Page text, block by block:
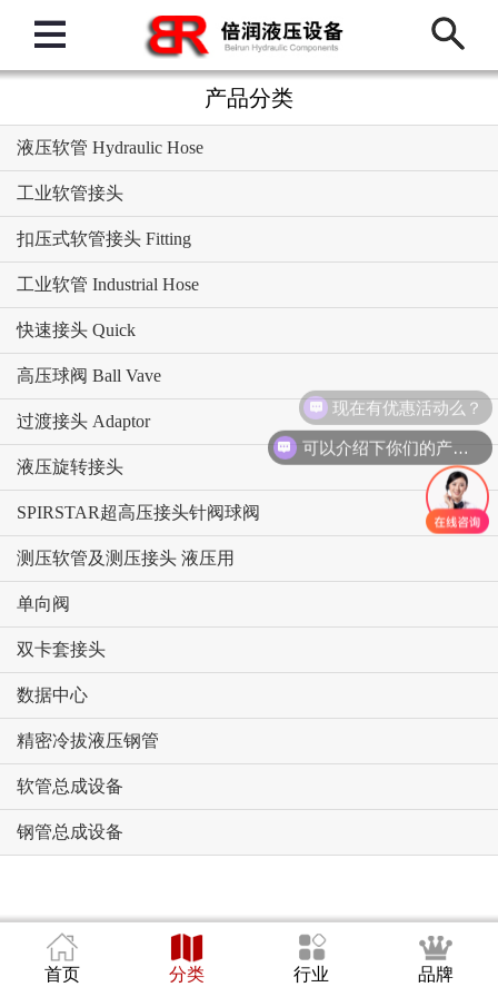
产品分类
液压软管 Hydraulic Hose
工业软管接头
扣压式软管接头 Fitting
工业软管 Industrial Hose
快速接头 Quick
高压球阀 Ball Vave
过渡接头 Adaptor
液压旋转接头
SPIRSTAR超高压接头针阀球阀
测压软管及测压接头 液压用
单向阀
双卡套接头
数据中心
精密冷拔液压钢管
软管总成设备
钢管总成设备
首页 分类 行业 品牌
可以介绍下你们的产品么？
现在有优惠活动么？